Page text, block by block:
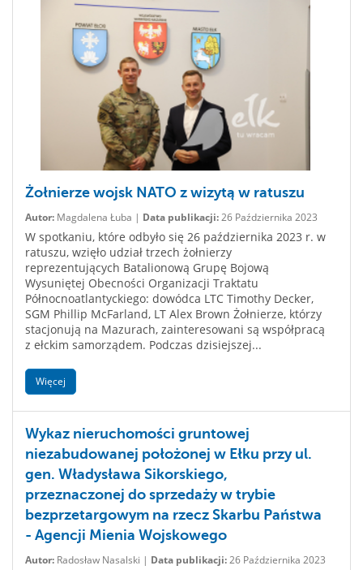
Żołnierze wojsk NATO z wizytą w ratuszu
Autor: Magdalena Łuba | Data publikacji:26 Października 2023
W spotkaniu, które odbyło się 26 października 2023 r. w
ratuszu, wzięło udział trzech żołnierzy
reprezentujących Batalionową Grupę Bojową
Wysuniętej Obecności Organizacji Traktatu
Północnoatlantyckiego: dowódca LTC Timothy Decker,
SGM Phillip McFarland, LT Alex Brown Żołnierze, którzy
stacjonują na Mazurach, zainteresowani są współpracą
z ełckim samorządem. Podczas dzisiejszej...
Więcej
Wykaz nieruchomości gruntowej
niezabudowanej położonej w Ełku przy ul.
gen. Władysława Sikorskiego,
przeznaczonej do sprzedaży w trybie
bezprzetargowym na rzecz Skarbu Państwa
- Agencji Mienia Wojskowego
Autor: Radosław Nasalski | Data publikacji:26 Października 2023